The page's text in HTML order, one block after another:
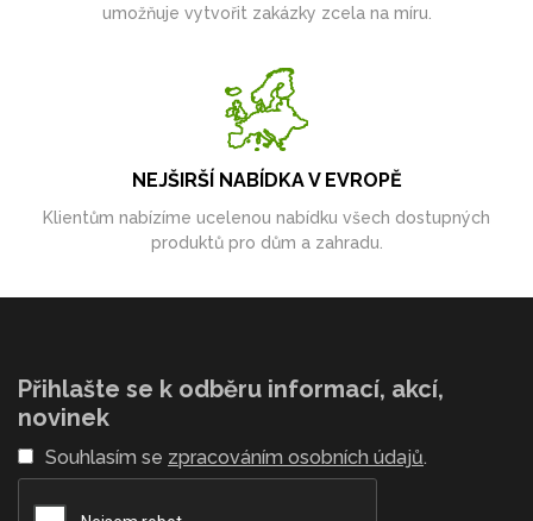
umožňuje vytvořit zakázky zcela na míru.
NEJŠIRŠÍ NABÍDKA V EVROPĚ
Klientům nabízíme ucelenou nabídku všech dostupných
produktů pro dům a zahradu.
Přihlašte se k odběru informací, akcí,
novinek
Souhlasím se zpracováním osobních údajů.